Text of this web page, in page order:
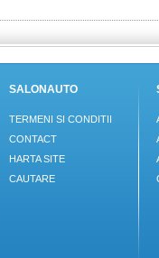
SALONAUTO
TERMENI SI CONDITII
CONTACT
HARTA SITE
CAUTARE